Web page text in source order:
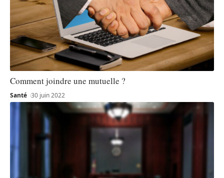
Comment joindre une mutuelle ?
Santé 30 juin 2022